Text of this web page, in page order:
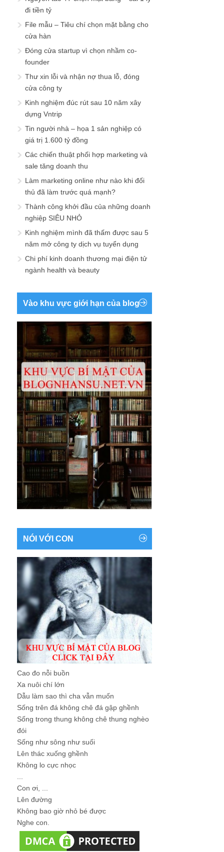
đi tiền tỷ
File mẫu – Tiêu chí chọn mặt bằng cho
cửa hàn
Đóng cửa startup vì chọn nhầm co-
founder
Thư xin lỗi và nhận nợ thua lỗ, đóng
cửa công ty
Kinh nghiệm đúc rút sau 10 năm xây
dựng Vntrip
Tin người nhà – họa 1 sản nghiệp có
giá trị 1.600 tỷ đồng
Các chiến thuật phối hợp marketing và
sale tăng doanh thu
Làm marketing online như nào khi đối
thủ đã làm trước quá mạnh?
Thành công khởi đầu của những doanh
nghiệp SIÊU NHỎ
Kinh nghiệm mình đã thấm được sau 5
năm mở công ty dịch vụ tuyển dụng
Chi phí kinh doanh thương mại điện tử
ngành health và beauty
Vào khu vực giới hạn của blog
NÓI VỚI CON
Cao đo nỗi buồn
Xa nuôi chí lớn
Dẫu làm sao thì cha vẫn muốn
Sống trên đá không chê đá gập ghềnh
Sống trong thung không chê thung nghèo
đói
Sống như sông như suối
Lên thác xuống ghềnh
Không lo cực nhọc
Con ơi, ...
Lên đường
Không bao giờ nhỏ bé được
Nghe con.